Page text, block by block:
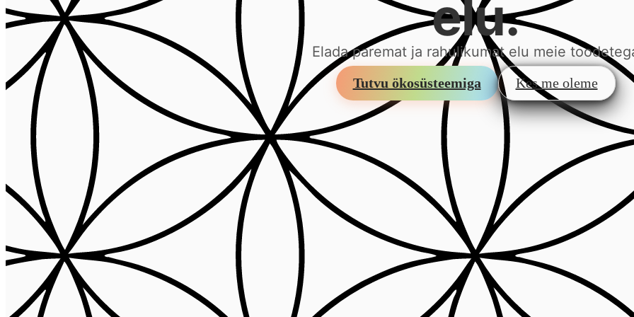
elu.
Elada paremat ja rahulikumat elu meie
Tutvu ökosüsteemiga Kes me oleme